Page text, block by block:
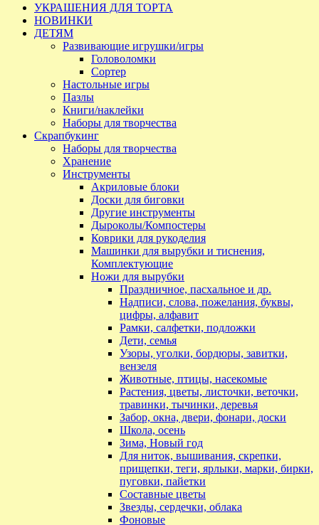
УКРАШЕНИЯ ДЛЯ ТОРТА
НОВИНКИ
ДЕТЯМ
Развивающие игрушки/игры
Головоломки
Сортер
Настольные игры
Пазлы
Книги/наклейки
Наборы для творчества
Скрапбукинг
Наборы для творчества
Хранение
Инструменты
Акриловые блоки
Доски для биговки
Другие инструменты
Дыроколы/Компостеры
Коврики для рукоделия
Машинки для вырубки и тиснения,
Комплектующие
Ножи для вырубки
Праздничное, пасхальное и др.
Надписи, слова, пожелания, буквы,
цифры, алфавит
Рамки, салфетки, подложки
Дети, семья
Узоры, уголки, бордюры, завитки,
вензеля
Животные, птицы, насекомые
Растения, цветы, листочки, веточки,
травинки, тычинки, деревья
Забор, окна, двери, фонари, доски
Школа, осень
Зима, Новый год
Для ниток, вышивания, скрепки,
прищепки, теги, ярлыки, марки, бирки,
пуговки, пайетки
Составные цветы
Звезды, сердечки, облака
Фоновые